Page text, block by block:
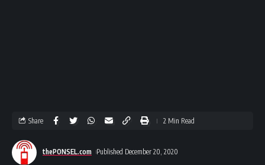
thePONSEL.com Published December 20, 2020
Share 2 Min Read